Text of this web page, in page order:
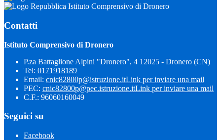
Istituto Comprensivo di Dronero
Contatti
Istituto Comprensivo di Dronero
P.za Battaglione Alpini "Dronero", 4 12025 - Dronero (CN)
Tel: 0171918189
Email: cnic82800p@istruzione.itLink per inviare una mail
PEC: cnic82800p@pec.istruzione.itLink per inviare una mail
C.F.: 96060160049
Seguici su
Facebook